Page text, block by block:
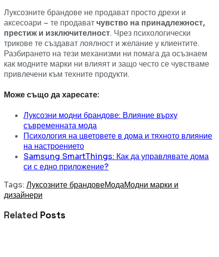
Луксозните брандове не продават просто дрехи и
аксесоари – те продаватчувство на принадлежност,
престиж и изключителност. Чрез психологически
трикове те създават лоялност и желание у клиентите.
Разбирането на тези механизми ни помага да осъзнаем
как модните марки ни влияят и защо често се чувстваме
привлечени към техните продукти.
Може също да харесате:
Луксозни модни брандове: Влияние върху
съвременната мода
Психология на цветовете в дома и тяхното влияние
на настроението
Samsung SmartThings: Как да управлявате дома
си с едно приложение?
Tags: Луксозните брандовеМодаМодни марки и
дизайнери
Related Posts